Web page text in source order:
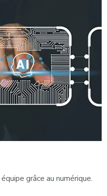
grâce au numérique.